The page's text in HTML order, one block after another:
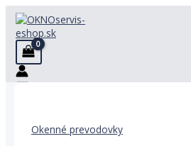
Preskočiť
na
obsah
Okenné prevodovky